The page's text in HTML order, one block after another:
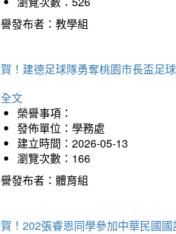
發布者：教學組
！建德足球隊勇奪桃園市長盃足
文
榮譽事項：
發佈單位：學務處
建立時間：2026-05-13
瀏覽次數：166
發布者：體育組
！202張睿恩同學參加中華民國